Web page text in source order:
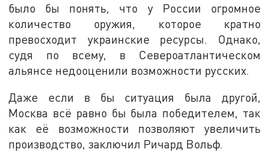
было бы понять, что у России огромное
количество оружия, которое кратно
превосходит украинские ресурсы. Однако,
судя по всему, в Североатлантическом
альянсе недооценили возможности русских.
Даже если в бы ситуация была другой,
Москва всё равно бы была победителем, так
как её возможности позволяют увеличить
производство, заключил Ричард Вольф.